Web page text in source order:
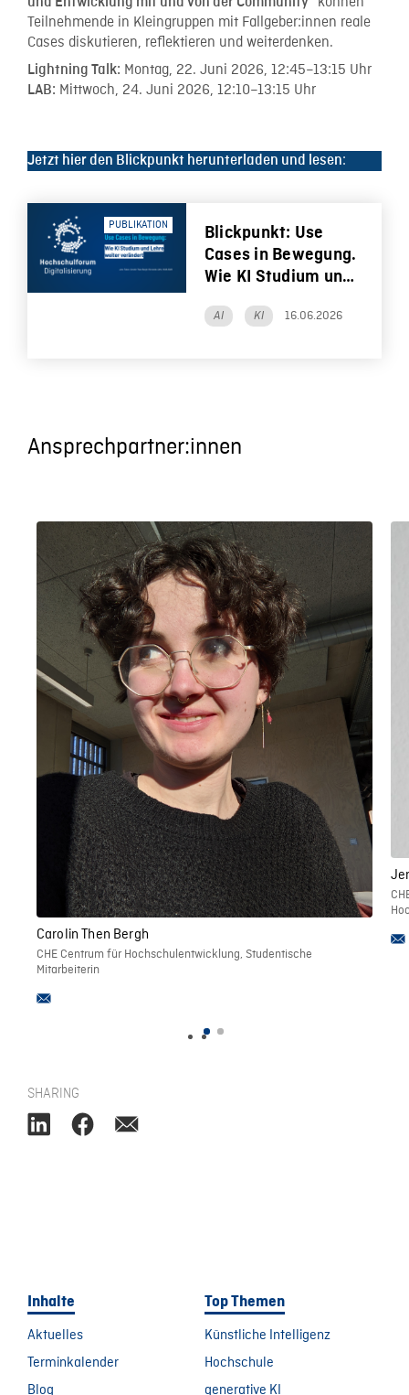
Teilnehmende in Kleingruppen mit Fallgeber:innen reale
Cases diskutieren, reflektieren und weiterdenken.
Lightning Talk: Montag, 22. Juni 2026, 12:45–13:15 Uhr
LAB: Mittwoch, 24. Juni 2026, 12:10–13:15 Uhr
Jetzt hier den Blickpunkt herunterladen und lesen:
PUBLIKATION
Blickpunkt: Use
Cases in Bewegung.
Wie KI Studium und
verändert
AI KI 16.06.2026
Ansprechpartner:innen
Carolin Then Bergh
CHE Centrum für Hochschulentwicklung, Studentische
Mitarbeiterin
SHARING
Inhalte
Aktuelles
Terminkalender
Blog
Top Themen
Künstliche Intelligenz
Hochschule
generative KI